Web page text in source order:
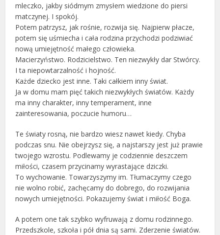
mleczko, jakby siódmym zmysłem wiedzione do piersi
matczynej. I spokój.
Potem patrzysz, jak rośnie, rozwija się. Najpierw płacze,
potem się uśmiecha i cała rodzina przychodzi podziwiać
nową umiejętność małego człowieka.
Macierzyństwo. Rodzicielstwo. Ten niezwykły dar Stwórcy.
I ta niepowtarzalność i hojność.
Każde dziecko jest inne. Taki całkiem inny świat.
Ja w domu mam pięć takich niezwykłych światów. Każdy
ma inny charakter, inny temperament, inne
zainteresowania, poczucie humoru…
Te światy rosną, nie bardzo wiesz nawet kiedy. Chyba
podczas snu. Nie obejrzysz się, a najstarszy jest już prawie
twojego wzrostu. Podlewamy je codziennie deszczem
miłości, czasem przycinamy wyrastające dziczki.
To wychowanie. Towarzyszymy im. Tłumaczymy czego
nie wolno robić, zachęcamy do dobrego, do rozwijania
nowych umiejętności. Pokazujemy świat i miłość Boga.
A potem one tak szybko wyfruwają z domu rodzinnego.
Przedszkole, szkoła i pół dnia są sami. Zderzenie światów.